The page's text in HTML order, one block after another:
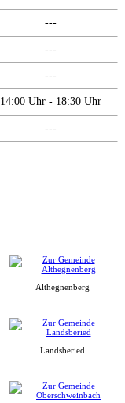
---
---
---
14:00 Uhr - 18:30 Uhr
---
Althegnenberg
Landsberied